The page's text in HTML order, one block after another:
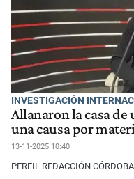
INVESTIGACIÓN
Allanaron la casa de
una causa por
13-11-2025 10:40
PERFIL REDACCIÓN CÓRDOBA